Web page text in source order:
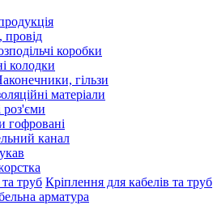
провід
коробки
колодки
гільзи
матеріали
роз'єми
гофровані
канал
Кріплення для кабелів та труб
арматура